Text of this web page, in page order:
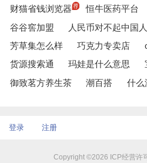
财猫省钱浏览器 恒牛医药平台
谷谷窖加盟
人民币对不起中国人
芳草集怎么样
巧克力专卖店
货源搜索通
玛娃是什么意思
御致茗方养生茶
潮百搭 什么
登录 注册
Copyright ©2026 ICP经营许